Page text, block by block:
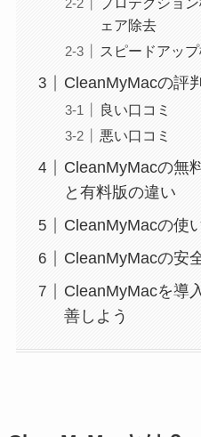
ェア除去
スピードアッ
CleanMyMacの評判
良い口コミ
悪い口コミ
CleanMyMacの無
と有料版の違い
CleanMyMacの使
CleanMyMacの安
CleanMyMacを導
善しよう